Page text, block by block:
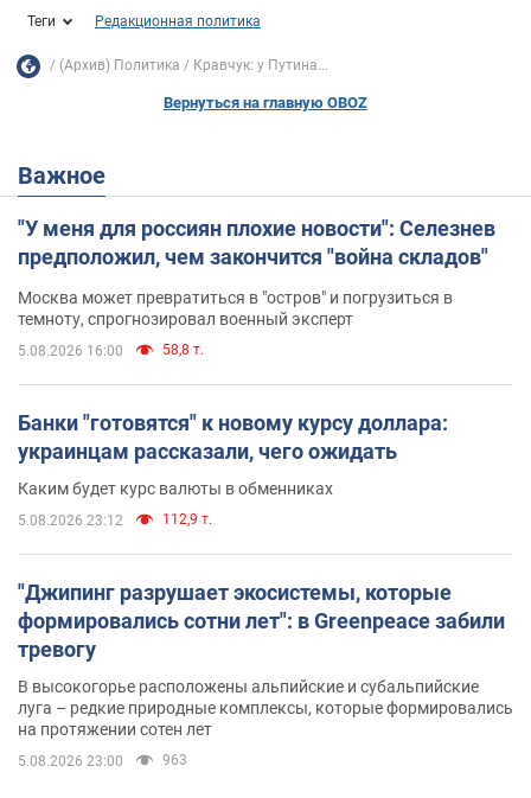
Теги Редакционная политика
(Архив) Политика Кравчук: у Путина...
Вернуться на главную OBOZ
Важное
"У меня для россиян плохие новости": Селезнев
предположил, чем закончится "война складов"
Москва может превратиться в "остров" и погрузиться в
темноту, спрогнозировал военный эксперт
5.08.2026 16:00 58,8 т.
Банки "готовятся" к новому курсу доллара:
украинцам рассказали, чего ожидать
Каким будет курс валюты в обменниках
5.08.2026 23:12 112,9 т.
"Джипинг разрушает экосистемы, которые
формировались сотни лет": в Greenpeace забили
тревогу
В высокогорье расположены альпийские и субальпийские
луга – редкие природные комплексы, которые формировались
на протяжении сотен лет
5.08.2026 23:00 963